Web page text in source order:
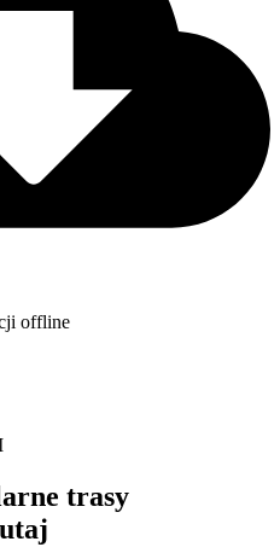
offline
trasy